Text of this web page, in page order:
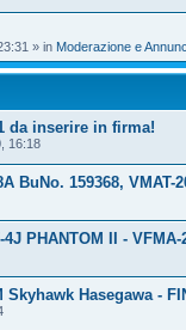
» in Moderazione e
da inserire in firma!
16:18
BuNo. 159368,
PHANTOM II -
Skyhawk Hasegawa -